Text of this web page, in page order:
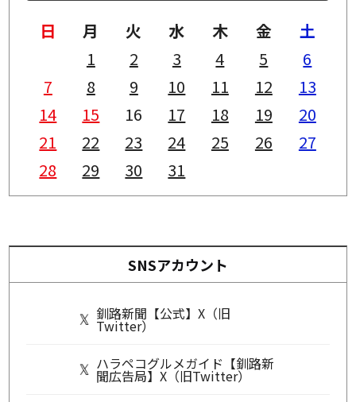
日 月 火 水 木 金
土
1
2 3 4 5
6
7
8 9 10 11 12
13
14
15 16 17 18 19
20
21
22 23 24 25 26
27
28
29 30 31
SNSアカウント
釧路新聞【公式】X（旧
Twitter）
ハラペコグルメガイド【釧路新
聞広告局】X（旧Twitter）